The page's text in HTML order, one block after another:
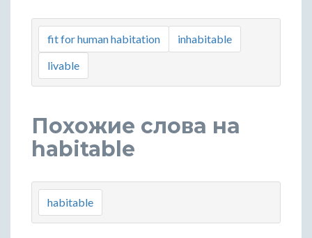
fit for human habitation
inhabitable
livable
Похожие слова на
habitable
habitable